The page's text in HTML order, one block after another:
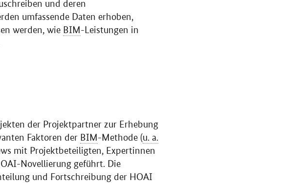
und deren
umfassende Daten erhoben,
werden, wie BIM-Leistungen in
der Projektpartner zur Erhebung
Faktoren der BIM-Methode (u. a.
mit Projektbeteiligten, Expertinnen
Novellierung geführt. Die
und Fortschreibung der HOAI